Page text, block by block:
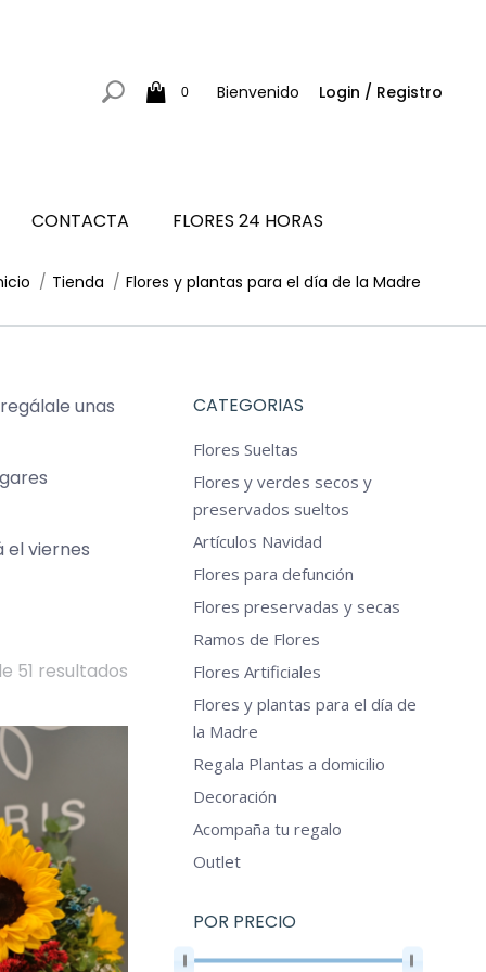
0 Bienvenido Login / Registro
CONTACTA FLORES 24 HORAS
aquí:
Tienda Flores y plantas para el día de la Madre
unas
el viernes
51 resultados
CATEGORIAS
Flores Sueltas
Flores y verdes secos y
preservados sueltos
Artículos Navidad
Flores para defunción
Flores preservadas y secas
Ramos de Flores
Flores Artificiales
Flores y plantas para el día de
la Madre
Regala Plantas a domicilio
Decoración
Acompaña tu regalo
Outlet
POR PRECIO